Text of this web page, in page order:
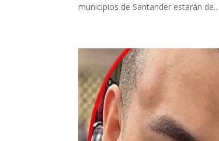
municipios de Santander estarán de...